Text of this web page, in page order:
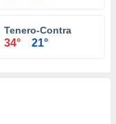
Tenero-Contra
34° 21°